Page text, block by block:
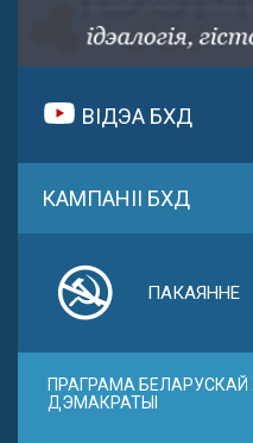
ВІДЭА БХД
КАМПАНІІ БХД
ПАКАЯННЕ
ПРАГРАМА БЕЛАРУСКАЙ
ДЭМАКРАТЫІ